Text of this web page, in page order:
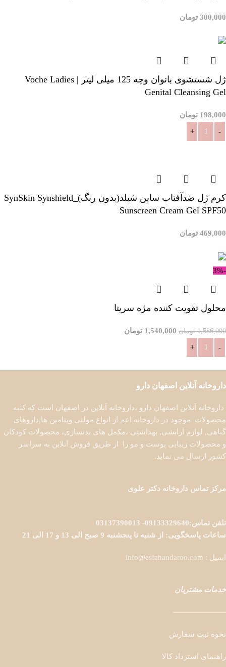
300,000 تومان
ژل شستشوی بانوان وچه 125 میلی لیتر | Voche Ladies
Genital Cleansing Gel
198,000 تومان
کرم ژل ضدآفتاب ساین شیلد(بدون رنگ)_SynSkin Synshield
Sunscreen Cream Gel SPF50
469,000 تومان
-3%
محلول تقویت کننده مژه سریتا
1,586,000 تومان 1,540,000 تومان
داروخانه آنلاین اصفهان دارو
داروخانه آنلاین اصفهان دارو ،داروخانه آنلاین در اصفهان است که کلیه
محصولات موجود در داروخانه اعم از انواع مولتی ویتامین ها,داروهای
گیاهی, لوازم آرایشی, بهداشتی ،مکمل های بدنسازی، محصولات کودکان
و محصولات زیبایی پوست و مو را از طریق فروش آنلاین به سراسر
کشور ارسال می نماید.
مرکز تماس داروخانه دکتر علوی
تلفن تماس:09133329640- 03137390013
ساعات پاسخگویی: از شنبه تا پنجشنبه 9 صبح الی 13 و 17 الی 21
ایمیل : info@esfahandaroo.com
خدمات مشتریان
———————
نحوه ثبت سفارش
راهنمای استرداد کالا